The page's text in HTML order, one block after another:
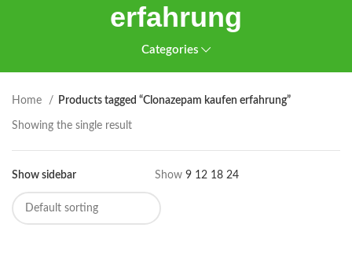
erfahrung
Categories
Home Products tagged “Clonazepam kaufen erfahrung”
Showing the single result
Show sidebar Show 9 12 18 24